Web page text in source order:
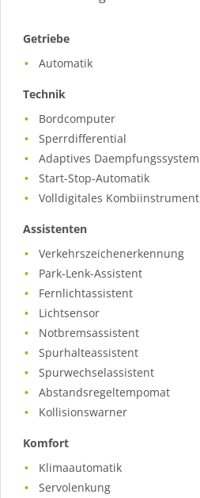
Getriebe
Automatik
Technik
Bordcomputer
Sperrdifferential
Adaptives Daempfungssystem
Start-Stop-Automatik
Volldigitales Kombiinstrument
Assistenten
Verkehrszeichenerkennung
Park-Lenk-Assistent
Fernlichtassistent
Lichtsensor
Notbremsassistent
Spurhalteassistent
Spurwechselassistent
Abstandsregeltempomat
Kollisionswarner
Komfort
Klimaautomatik
Servolenkung